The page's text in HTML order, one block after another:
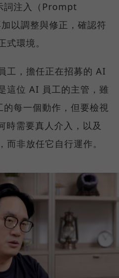
詞注入（Prompt
以調整與修正，確認符
環境。
工，擔任正在招募的 AI
這位 AI 員工的主管，雖
每一個動作，但要檢視
時需要真人介入，以及
非放任它自行運作。